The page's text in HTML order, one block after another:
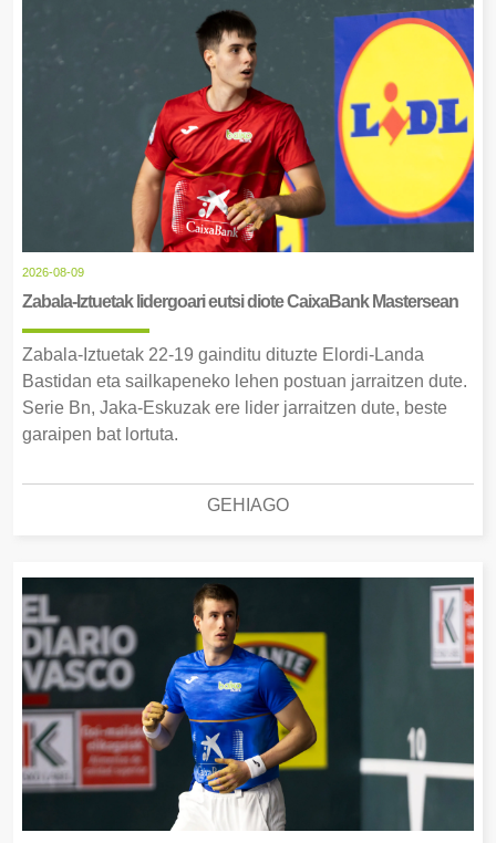
2026-08-09
Zabala-Iztuetak lidergoari eutsi diote CaixaBank Mastersean
Zabala-Iztuetak 22-19 gainditu dituzte Elordi-Landa
Bastidan eta sailkapeneko lehen postuan jarraitzen dute.
Serie Bn, Jaka-Eskuzak ere lider jarraitzen dute, beste
garaipen bat lortuta.
GEHIAGO